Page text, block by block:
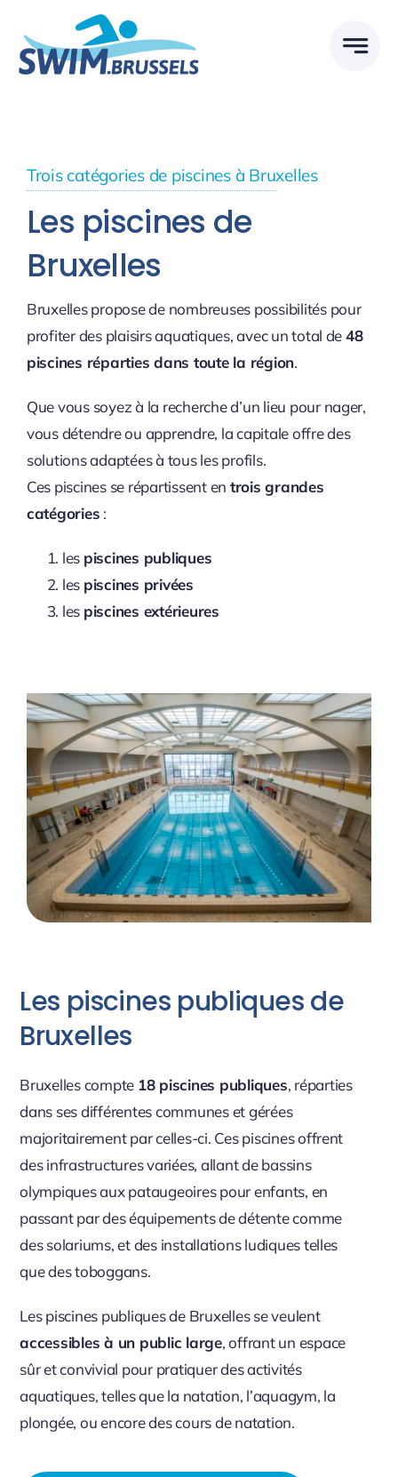
content
Trois catégories de piscines à Bruxelles
Les piscines de
Bruxelles
Bruxelles propose de nombreuses possibilités pour
profiter des plaisirs aquatiques, avec un total de48
piscines réparties dans toute la région.
Que vous soyez à la recherche d’un lieu pour nager,
vous détendre ou apprendre, la capitale offre des
solutions adaptées à tous les profils.
Ces piscines se répartissent en trois grandes
catégories :
les piscines publiques
les piscines privées
les piscines extérieures
Les piscines publiques de
Bruxelles
Bruxelles compte 18 piscines publiques, réparties
dans ses différentes communes et gérées
majoritairement par celles-ci. Ces piscines offrent
des infrastructures variées, allant de bassins
olympiques aux pataugeoires pour enfants, en
passant par des équipements de détente comme
des solariums, et des installations ludiques telles
que des toboggans.
Les piscines publiques de Bruxelles se veulent
accessibles à un public large, offrant un espace
sûr et convivial pour pratiquer des activités
aquatiques, telles que la natation, l’aquagym, la
plongée, ou encore des cours de natation.